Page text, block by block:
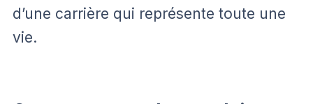
d’une carrière qui représente toute une
vie.